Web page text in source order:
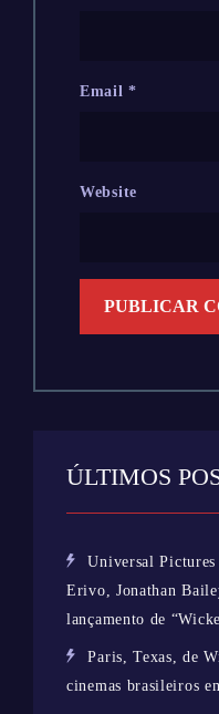
Email*
Website
ÚLTIMOS
Universal
Erivo, Jonathan
lançamento de
Paris, Texas, de
cinemas brasileiros